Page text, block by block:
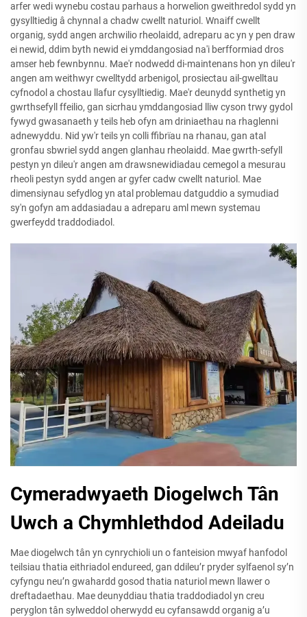
arfer wedi wynebu costau parhaus a horwelion gweithredol sydd yn
gysylltiedig â chynnal a chadw cwellt naturiol. Wnaiff cwellt
organig, sydd angen archwilio rheolaidd, adreparu ac yn y pen draw
ei newid, ddim byth newid ei ymddangosiad na'i berfformiad dros
amser heb fewnbynnu. Mae'r nodwedd di-maintenans hon yn dileu'r
angen am weithwyr cwelltydd arbenigol, prosiectau ail-gwelltau
cyfnodol a chostau llafur cysylltiedig. Mae'r deunydd synthetig yn
gwrthsefyll ffeilio, gan sicrhau ymddangosiad lliw cyson trwy gydol
fywyd gwasanaeth y teils heb ofyn am driniaethau na rhaglenni
adnewyddu. Nid yw'r teils yn colli ffibrïau na rhanau, gan atal
gronfau sbwriel sydd angen glanhau rheolaidd. Mae gwrth-sefyll
pestyn yn dileu'r angen am drawsnewidiadau cemegol a mesurau
rheoli pestyn sydd angen ar gyfer cadw cwellt naturiol. Mae
dimensiynau sefydlog yn atal problemau datguddio a symudiad
sy'n gofyn am addasiadau a adreparu aml mewn systemau
gwerfeydd traddodiadol.
Cymeradwyaeth Diogelwch Tân
Uwch a Chymhlethdod Adeiladu
Mae diogelwch tân yn cynrychioli un o fanteision mwyaf hanfodol
teilsiau thatia eithriadol endureed, gan ddileu’r pryder sylfaenol sy’n
cyfyngu neu’n gwahardd gosod thatia naturiol mewn llawer o
dreftadaethau. Mae deunyddiau thatia traddodiadol yn creu
peryglon tân sylweddol oherwydd eu cyfansawdd organig a’u